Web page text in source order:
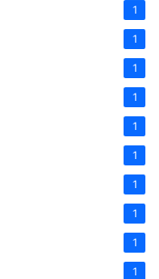
1
1
1
1
1
1
1
1
1
1